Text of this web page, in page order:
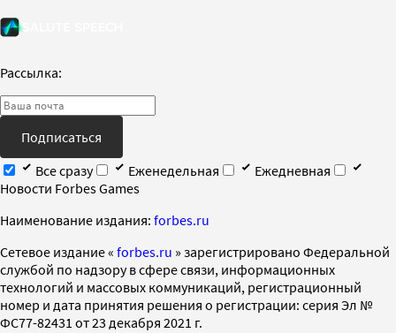
Рассылка:
Подписаться
Все сразу
Еженедельная
Ежедневная
Новости Forbes Games
Наименование издания: forbes.ru
Cетевое издание « forbes.ru » зарегистрировано Федеральной
службой по надзору в сфере связи, информационных
технологий и массовых коммуникаций, регистрационный
номер и дата принятия решения о регистрации: серия Эл №
ФС77-82431 от 23 декабря 2021 г.